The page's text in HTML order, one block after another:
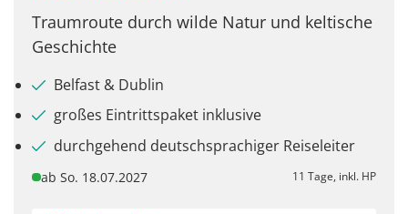
Teile diese Reise
La traviata
Traumroute durch wilde Natur und keltische
Geschichte
Belfast & Dublin
großes Eintrittspaket inklusive
durchgehend deutschsprachiger Reiseleiter
ab So. 18.07.2027 11 Tage, inkl. HP